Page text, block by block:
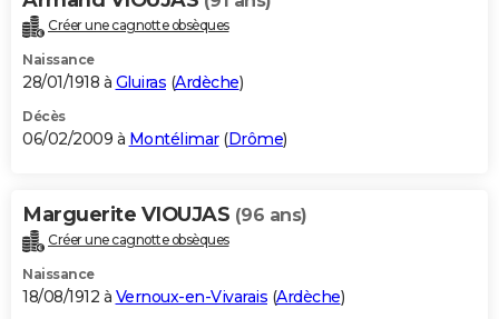
Créer une cagnotte obsèques
Naissance
28/01/1918 à Gluiras (Ardèche)
Décès
06/02/2009 à Montélimar(Drôme)
Marguerite VIOUJAS (96 ans)
Créer une cagnotte obsèques
Naissance
18/08/1912 à Vernoux-en-Vivarais (Ardèche)